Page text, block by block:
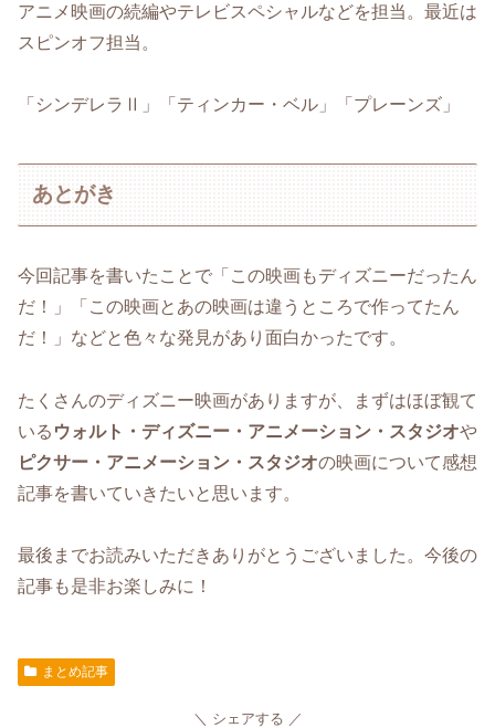
アニメ映画の続編やテレビスペシャルなどを担当。最近は
スピンオフ担当。
「シンデレラⅡ」「ティンカー・ベル」「プレーンズ」
あとがき
今回記事を書いたことで「この映画もディズニーだったん
だ！」「この映画とあの映画は違うところで作ってたん
だ！」などと色々な発見があり面白かったです。
たくさんのディズニー映画がありますが、まずはほぼ観て
いる ウォルト・ディズニー・アニメーション・スタジオや
ピクサー・アニメーション・スタジオの映画について感想
記事を書いていきたいと思います。
最後までお読みいただきありがとうございました。今後の
記事も是非お楽しみに！
まとめ記事
シェアする